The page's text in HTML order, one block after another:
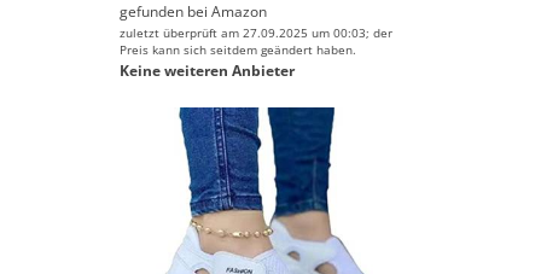
gefunden bei Amazon
zuletzt überprüft am 27.09.2025 um 00:03; der
Preis kann sich seitdem geändert haben.
Keine weiteren Anbieter